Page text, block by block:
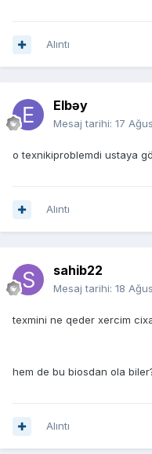
Alıntı
Elbəy
Mesaj tarihi: 17
o texnikiproblemdi ustaya
Alıntı
sahib22
Mesaj tarihi: 18
texmini ne qeder xercim
hem de bu biosdan ola
Alıntı